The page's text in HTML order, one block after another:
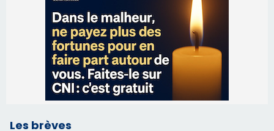
Les brèves
06/08/2026 15:57
Ucciani – Marché des producteurs à Cruculi le
06/08/2026 15:25
Corte – L’association A Nuciola organise une